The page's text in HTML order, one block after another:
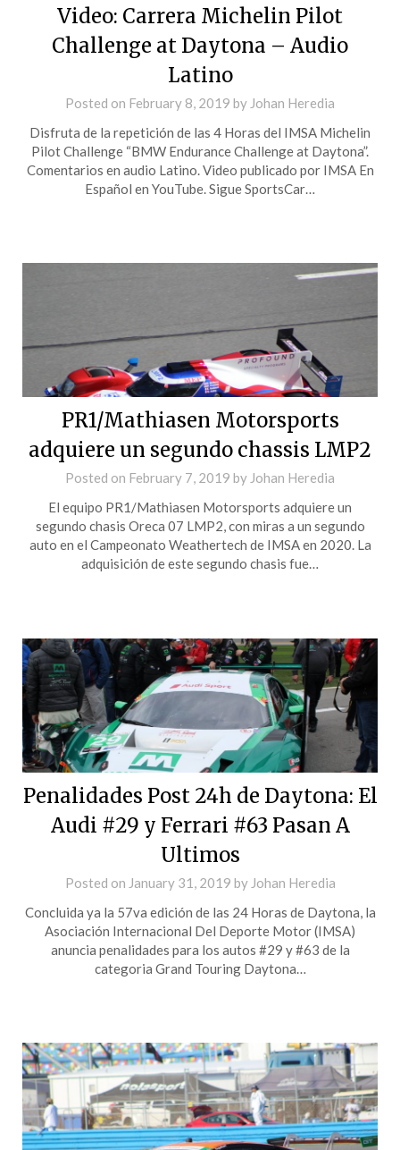
Video: Carrera Michelin Pilot
Challenge at Daytona – Audio
Latino
Posted on February 8, 2019 by Johan Heredia
Disfruta de la repetición de las 4 Horas del IMSA Michelin
Pilot Challenge “BMW Endurance Challenge at Daytona”.
Comentarios en audio Latino. Video publicado por IMSA En
Español en YouTube. Sigue SportsCar…
PR1/Mathiasen Motorsports
adquiere un segundo chassis LMP2
Posted on February 7, 2019 by Johan Heredia
El equipo PR1/Mathiasen Motorsports adquiere un
segundo chasis Oreca 07 LMP2, con miras a un segundo
auto en el Campeonato Weathertech de IMSA en 2020. La
adquisición de este segundo chasis fue…
Penalidades Post 24h de Daytona: El
Audi #29 y Ferrari #63 Pasan A
Ultimos
Posted on January 31, 2019 by Johan Heredia
Concluida ya la 57va edición de las 24 Horas de Daytona, la
Asociación Internacional Del Deporte Motor (IMSA)
anuncia penalidades para los autos #29 y #63 de la
categoria Grand Touring Daytona…